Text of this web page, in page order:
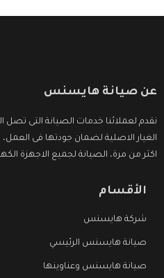
عن صيانة هايسنس
نقدم لعملائنا خدمات الصيانة التى
الغيار الاصلية لضمان جودتها فى
اكثر من مرة، الصيانة لجميع الاجهزة
الأقسام
شركة هايسنس
صيانة هايسنس الرئيسي
صيانة هايسنس وعناوينها